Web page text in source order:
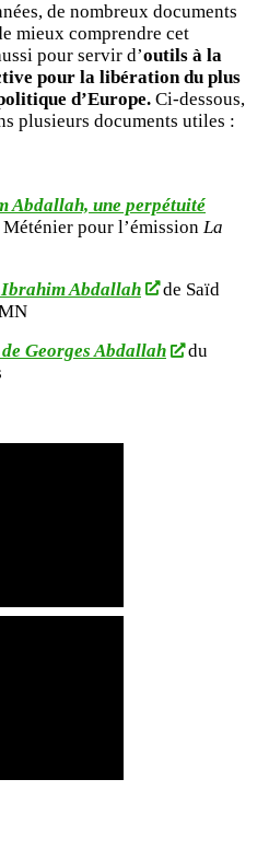
de nombreux documents
mieux comprendre cet
pour servir d’outils à la
pour la libération du plus
d’Europe. Ci-dessous,
plusieurs documents utiles :
Abdallah, une perpétuité
pour l’émissionLa
Abdallah
de Saïd
Georges Abdallah
du